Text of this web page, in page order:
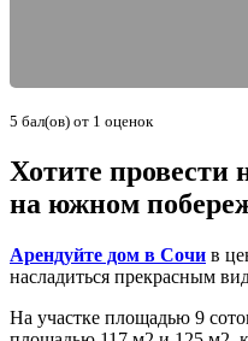
5 бал(ов) от 1 оценок
Хотите провести
на южном
Арендуйте дом в Сочи в
насладиться прекрасным
На участке площадью 9